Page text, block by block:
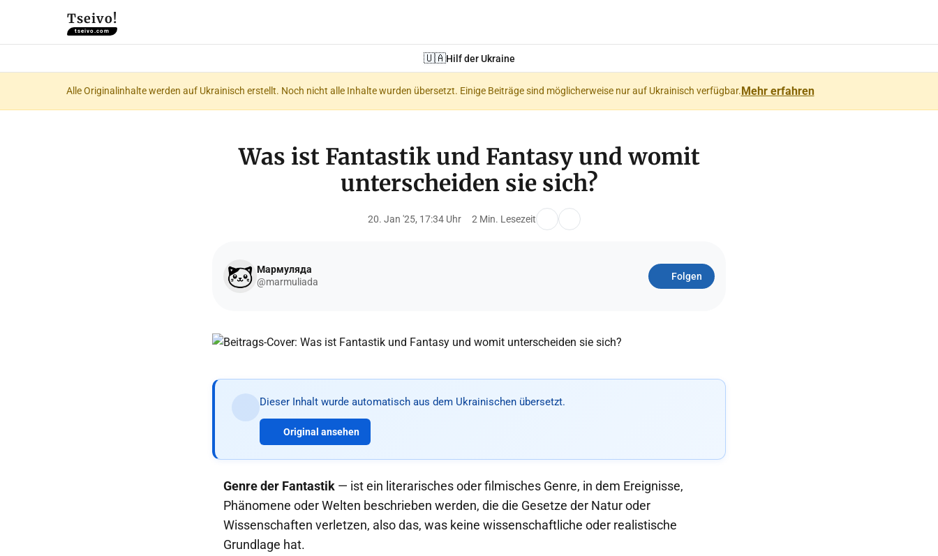
Tseivo!
tseivo.com
🇺🇦Hilf der Ukraine
Alle Originalinhalte werden auf Ukrainisch erstellt. Noch nicht alle Inhalte wurden übersetzt. Einige Beiträge sind möglicherweise nur auf Ukrainisch verfügbar.Mehr erfahren
Was ist Fantastik und Fantasy und womit
unterscheiden sie sich?
20. Jan '25, 17:34 Uhr 2 Min. Lesezeit
Мармуляда
@marmuliada
Folgen
Dieser Inhalt wurde automatisch aus dem Ukrainischen übersetzt.
Original ansehen
Genre der Fantastik — ist ein literarisches oder filmisches Genre, in dem Ereignisse,
Phänomene oder Welten beschrieben werden, die die Gesetze der Natur oder
Wissenschaften verletzen, also das, was keine wissenschaftliche oder realistische
Grundlage hat.